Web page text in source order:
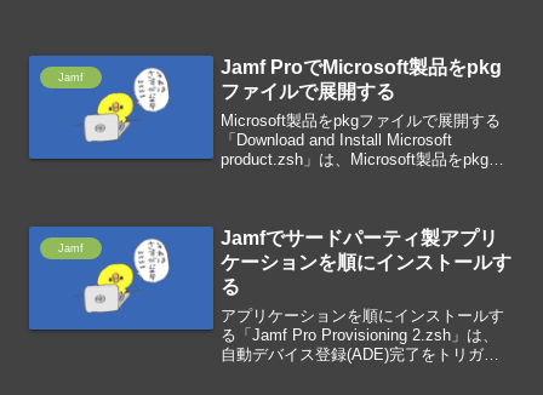
Jamf
Jamf ProでMicrosoft製品をpkg
ファイルで展開する
Microsoft製品をpkgファイルで展開する
「Download and Install Microsoft
product.zsh」は、Microsoft製品をpkgフ
Jamf
Jamfでサードパーティ製アプリ
ケーションを順にインストールす
る
アプリケーションを順にインストールす
る「Jamf Pro Provisioning 2.zsh」は、
自動デバイス登録(ADE)完了をトリガー